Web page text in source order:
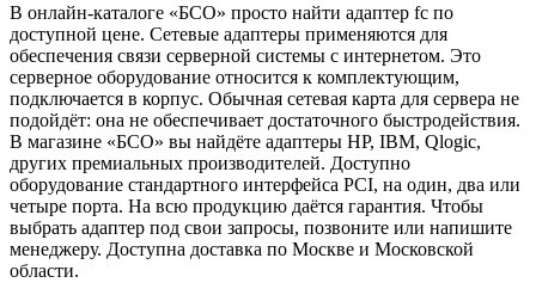
В онлайн-каталоге «БСО» просто найти адаптер fc по
доступной цене. Сетевые адаптеры применяются для
обеспечения связи серверной системы с интернетом. Это
серверное оборудование относится к комплектующим,
подключается в корпус. Обычная сетевая карта для сервера не
подойдёт: она не обеспечивает достаточного быстродействия.
В магазине «БСО» вы найдёте адаптеры HP, IBM, Qlogic,
других премиальных производителей. Доступно
оборудование стандартного интерфейса PCI, на один, два или
четыре порта. На всю продукцию даётся гарантия. Чтобы
выбрать адаптер под свои запросы, позвоните или напишите
менеджеру. Доступна доставка по Москве и Московской
области.